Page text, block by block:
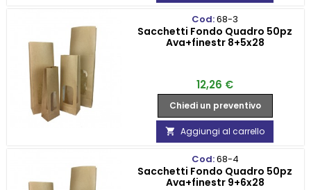
Cod:68-3
Sacchetti Fondo Quadro 50pz
Ava+finestr 8+5x28
Prezzo
12,26 €
Chiedi un preventivo
 Aggiungi al carrello
Cod:68-4
Sacchetti Fondo Quadro 50pz
Ava+finestr 9+6x28